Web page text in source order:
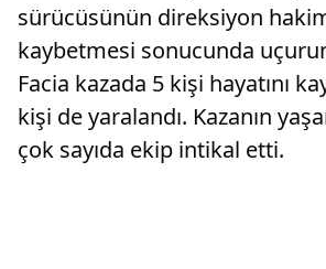
sürücüsünün direksiyon
kaybetmesi sonucunda
Facia kazada 5 kişi hayatını
kişi de yaralandı. Kazanın
çok sayıda ekip intikal etti.